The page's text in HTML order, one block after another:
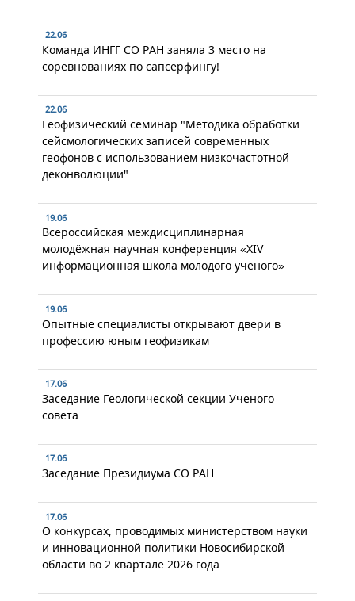
22.06
Команда ИНГГ СО РАН заняла 3 место на
соревнованиях по сапсёрфингу!
22.06
Геофизический семинар "Методика обработки
сейсмологических записей современных
геофонов с использованием низкочастотной
деконволюции"
19.06
Всероссийская междисциплинарная
молодёжная научная конференция «XIV
информационная школа молодого учёного»
19.06
Опытные специалисты открывают двери в
профессию юным геофизикам
17.06
Заседание Геологической секции Ученого
совета
17.06
Заседание Президиума СО РАН
17.06
О конкурсах, проводимых министерством науки
и инновационной политики Новосибирской
области во 2 квартале 2026 года